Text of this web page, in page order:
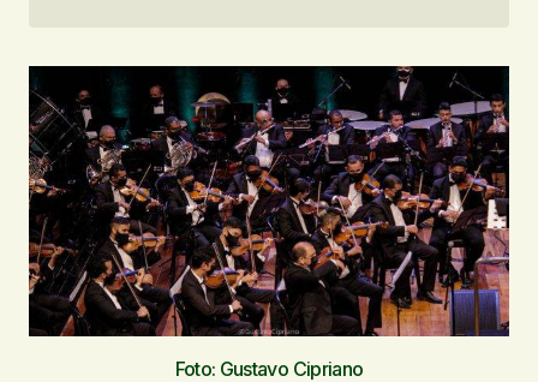
Foto: Gustavo Cipriano